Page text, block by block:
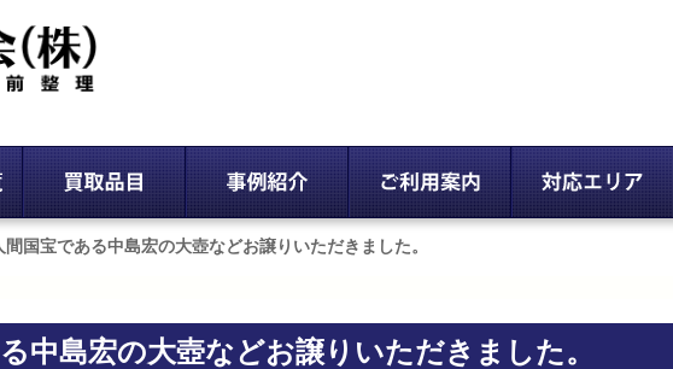
間国宝である中島宏の大壺などお譲りいただきました。
中島宏の大壺などお譲りいただきました。